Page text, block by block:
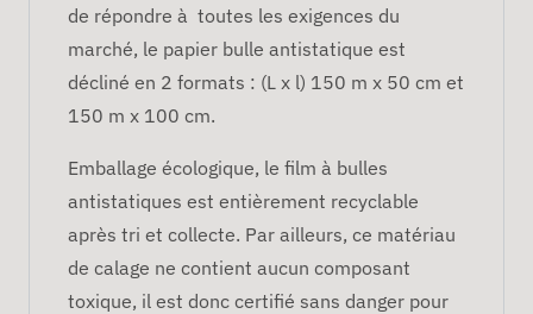
de répondre à toutes les exigences du
marché, le papier bulle antistatique est
décliné en 2 formats : (L x l) 150 m x 50 cm et
150 m x 100 cm.
Emballage écologique, le film à bulles
antistatiques est entièrement recyclable
après tri et collecte. Par ailleurs, ce matériau
de calage ne contient aucun composant
toxique, il est donc certifié sans danger pour